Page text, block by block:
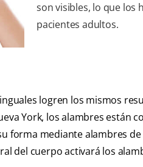
son visibles, lo que los
pacientes adultos.
logren los mismos
York, los alambres están
forma mediante alambres
del cuerpo activará los